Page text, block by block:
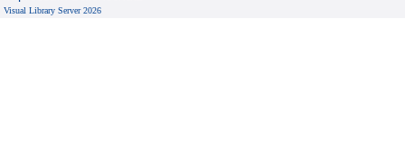
Visual Library Server 2026